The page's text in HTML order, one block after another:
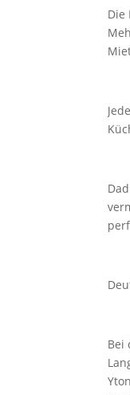
Die
Bei